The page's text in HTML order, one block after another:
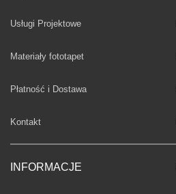
Usługi Projektowe
Materiały fototapet
Płatność i Dostawa
Kontakt
INFORMACJE